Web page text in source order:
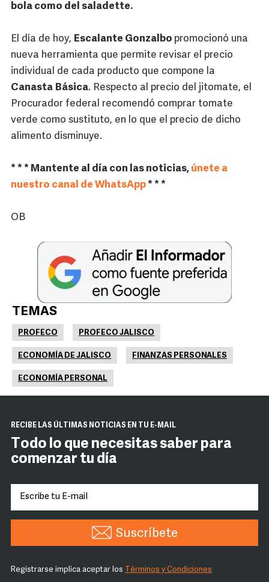
bola como del saladette.
El día de hoy, Escalante Gonzalbo promocionó una
nueva herramienta que permite revisar el precio
individual de cada producto que compone la
Canasta Básica. Respecto al precio del jitomate, el
Procurador federal recomendó comprar tomate
verde como sustituto, en lo que el precio de dicho
alimento disminuye.
* * * Mantente al día con las noticias, únete a
nuestro canal de WhatsApp* * *
OB
TEMAS
PROFECO PROFECO JALISCO
ECONOMÍA DE JALISCO FINANZAS PERSONALES
ECONOMÍA PERSONAL
RECIBE LAS ÚLTIMAS NOTICIAS EN TU E-MAIL
Todo lo que necesitas saber para
comenzar tu día
Suscríbete
Registrarse implica aceptar los Términos y Condiciones